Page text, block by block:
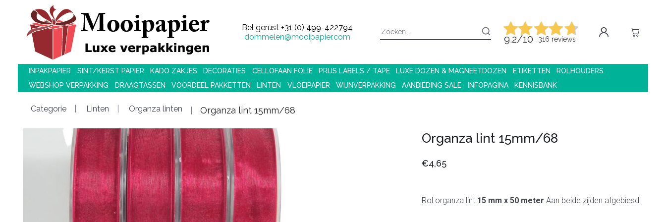
Bel gerust +31 (0) 499-422794
dommelen@mooipapier.com
9.2/10 316 reviews
INPAKPAPIER SINT/KERST PAPIER KADO ZAKJES DECORATIES CELLOFAAN FOLIE PRIJS LABELS / TAPE LUXE DOZEN & MAGNEETDOZEN ETIKETTEN
ROLHOUDERS
WEBSHOP VERPAKKING
DRAAGTASSEN VOORDEEL PAKKETTEN LINTEN VLOEIPAPIER WIJNVERPAKKING AANBIEDING SALE INFOPAGINA KENNISBANK
Categorie Linten Organza linten Organza lint 15mm/68
Organza lint 15mm/68
€4,65
Rol organza lint 15 mm x 50 meter Aan beide zijden afgebiesd.